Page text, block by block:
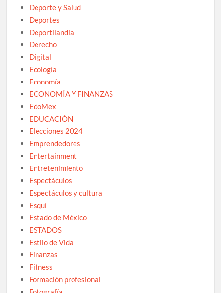
Deporte y Salud
Deportes
Deportilandia
Derecho
Digital
Ecología
Economía
ECONOMÍA Y FINANZAS
EdoMex
EDUCACIÓN
Elecciones 2024
Emprendedores
Entertainment
Entretenimiento
Espectáculos
Espectáculos y cultura
Esquí
Estado de México
ESTADOS
Estilo de Vida
Finanzas
Fitness
Formación profesional